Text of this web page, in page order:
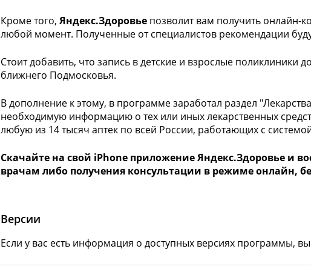
Кроме того, Яндекс.Здоровье позволит вам получить онлайн-
любой момент. Полученные от специалистов рекомендации
Стоит добавить, что запись в детские и взрослые поликлиники
ближнего Подмосковья.
В дополнение к этому, в программе заработал раздел
необходимую информацию о тех или иных лекарственных
любую из 14 тысяч аптек по всей России, работающих с
Скачайте на свой iPhone приложение Яндекс.Здоровье и
врачам либо получения консультации в режиме онлайн,
Версии
Если у вас есть информация о доступных версиях программы,